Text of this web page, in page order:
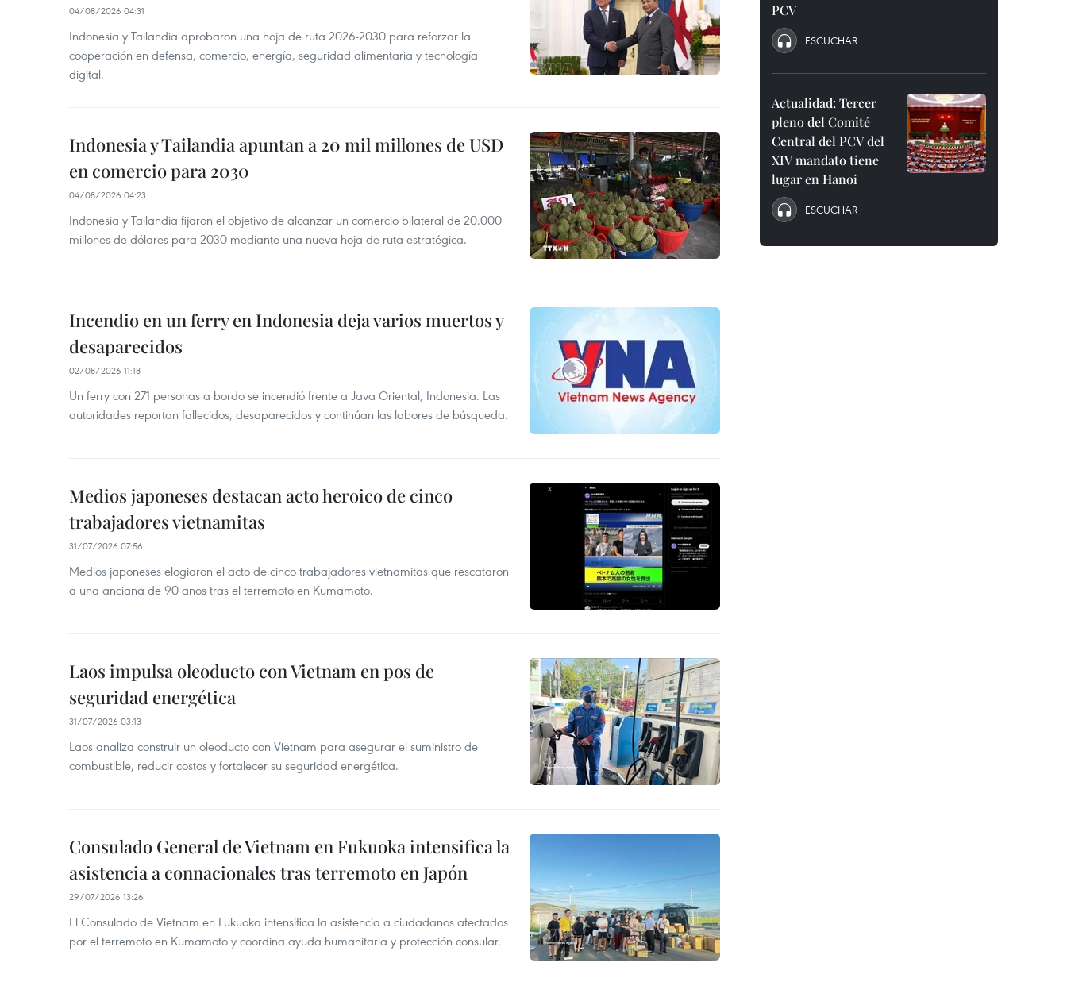
04/08/2026 04:31
Indonesia y Tailandia aprobaron una hoja de ruta 2026-2030 para reforzar la
cooperación en defensa, comercio, energía, seguridad alimentaria y tecnología
digital.
Indonesia y Tailandia apuntan a 20 mil millones de USD
en comercio para 2030
04/08/2026 04:23
Indonesia y Tailandia fijaron el objetivo de alcanzar un comercio bilateral de 20.000
millones de dólares para 2030 mediante una nueva hoja de ruta estratégica.
Incendio en un ferry en Indonesia deja varios muertos y
desaparecidos
02/08/2026 11:18
Un ferry con 271 personas a bordo se incendió frente a Java Oriental, Indonesia. Las
autoridades reportan fallecidos, desaparecidos y continúan las labores de búsqueda.
Medios japoneses destacan acto heroico de cinco
trabajadores vietnamitas
31/07/2026 07:56
Medios japoneses elogiaron el acto de cinco trabajadores vietnamitas que rescataron
a una anciana de 90 años tras el terremoto en Kumamoto.
Laos impulsa oleoducto con Vietnam en pos de
seguridad energética
31/07/2026 03:13
Laos analiza construir un oleoducto con Vietnam para asegurar el suministro de
combustible, reducir costos y fortalecer su seguridad energética.
Consulado General de Vietnam en Fukuoka intensifica la
asistencia a connacionales tras terremoto en Japón
29/07/2026 13:26
El Consulado de Vietnam en Fukuoka intensifica la asistencia a ciudadanos afectados
por el terremoto en Kumamoto y coordina ayuda humanitaria y protección consular.
PCV
ESCUCHAR
Actualidad: Tercer
pleno del Comité
Central del PCV del
XIV mandato tiene
lugar en Hanoi
ESCUCHAR